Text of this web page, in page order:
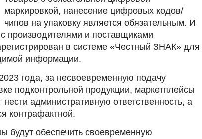
маркировкой, нанесение цифровых кодов/
чипов на упаковку является обязательным. И
производителями и поставщиками
в системе «Честный ЗНАК» для
информации.
года, за несвоевременную подачу
подконтрольной продукции, маркетплейсы
нести административную ответственность, а
контрафактной.
будут обеспечить своевременную